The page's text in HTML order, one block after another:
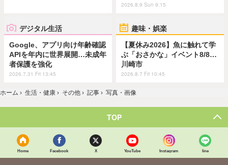
2026.8.9 Sun 9:15
デジタル生活
Google、アプリ向け年齢確認
APIを年内に世界展開…未成年
者保護を強化
2026.7.31 Fri 13:45
趣味・娯楽
【夏休み2026】魚に触れて学
ぶ「おさかな」イベント8/8…
川崎市
2026.8.7 Fri 10:45
ホーム › 生活・健康 › その他 › 記事 › 写真・画像
TOP
Home Facebook X YouTube Instagram line